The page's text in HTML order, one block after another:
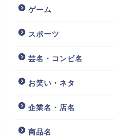
ゲーム
スポーツ
芸名・コンビ名
お笑い・ネタ
企業名・店名
商品名